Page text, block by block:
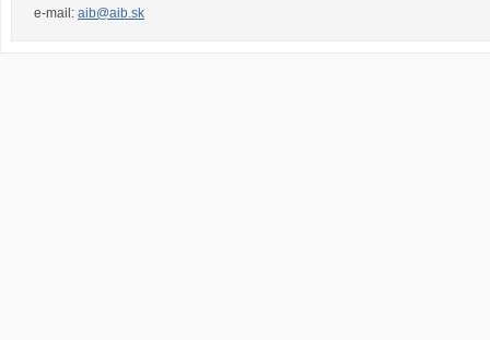
e-mail: aib@aib.sk